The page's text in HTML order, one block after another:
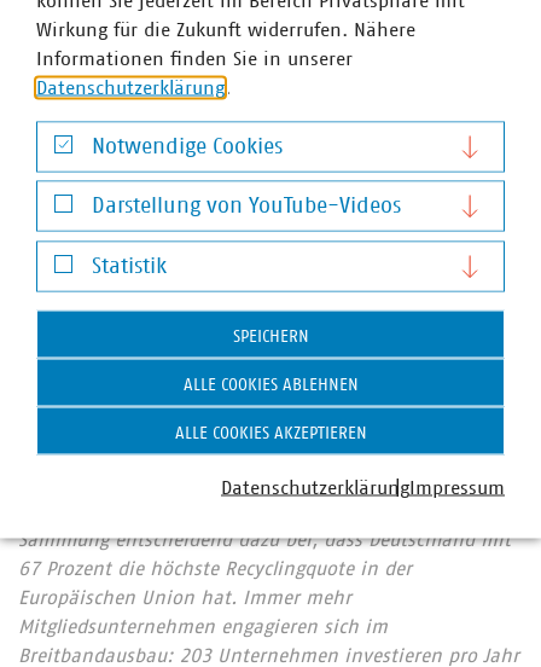
Situation ist da nicht gerade hilfreich und erweist uns
allen einen Bärendienst.“
Der Verband kommunaler Unternehmen e. V. (VKU)
vertritt über 1.500 Stadtwerke und
kommunalwirtschaftliche Unternehmen in den Bereichen
Telekommunikation. Mit rund 283.000 Beschäftigten
wurden 2019 Umsatzerlöse von 123 Milliarden Euro
erwirtschaftet und mehr als 13 Milliarden Euro investiert.
Im Endkundensegment haben die VKU-
Mitgliedsunternehmen signifikante Marktanteile in
zentralen Ver- und Entsorgungsbereichen: Strom 62
Prozent, Gas 67 Prozent, Trinkwasser 91 Prozent, Wärme
79 Prozent, Abwasser 45 Prozent. Sie entsorgen jeden Tag
Sammlung entscheidend dazu bei, dass Deutschland mit
67 Prozent die höchste Recyclingquote in der
Europäischen Union hat. Immer mehr
Mitgliedsunternehmen engagieren sich im
Breitbandausbau: 203 Unternehmen investieren pro Jahr
Wirkung für die Zukunft widerrufen. Nähere
Informationen finden Sie in unserer
Datenschutzerklärung
Notwendige Cookies
Notwendige Cookies
Darstellung von YouTube-Videos
Darstellung von YouTube-Videos
Statistik
Statistik
SPEICHERN
ALLE COOKIES ABLEHNEN
ALLE COOKIES AKZEPTIEREN
DatenschutzerklärungImpressum